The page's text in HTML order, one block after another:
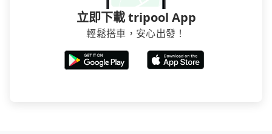
立即下載 tripool App
輕鬆搭車，安心出發！